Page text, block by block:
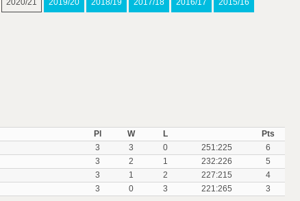
2020/21 2019/20 2018/19 2017/18 2016/17 2015/16
Pl
W L
Pts
3 3 0 251:225
6
3 2 1 232:226
5
3 1 2 227:215
4
3 0 3 221:265 3